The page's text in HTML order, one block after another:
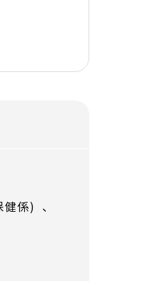
係) 、